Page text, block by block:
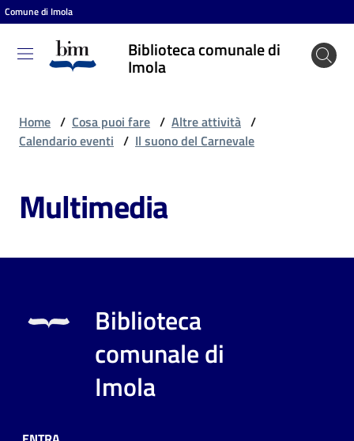
Vai al contenuto
Vai alla navigazione
Vai al footer
Comune di Imola
Biblioteca comunale di
Imola
Biblioteca
comunale
puoi
Home / Cosa puoi fare / Altre attività /
Calendario eventi / Il suono del Carnevale
Multimedia
Biblioteca
comunale di
Imola